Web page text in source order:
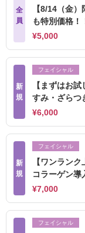
全
員
【8/14（金
も特別価格！
¥5,000
新
規
フェイシャル
【まずはお
すみ・ざらつ
¥6,000
新
規
フェイシャル
【ワンラン
コラーゲン導
¥7,000
フェイシャル